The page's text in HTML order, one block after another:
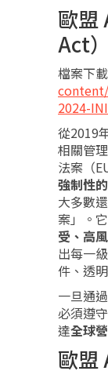
歐盟
Act）
檔案下載
2024-
從2019
相關管
法案（
強制性
大多數
案」。
受、高
出每一
件、透
一旦通
必須遵
達全球
歐盟